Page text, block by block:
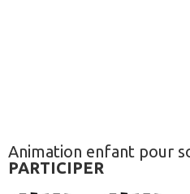
Animation enfant pour
PARTICIPER